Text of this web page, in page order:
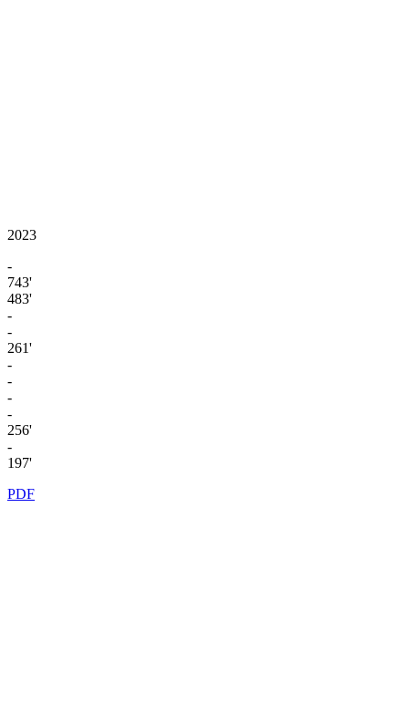
2023
-
743'
483'
-
-
261'
-
-
-
-
256'
-
197'
PDF